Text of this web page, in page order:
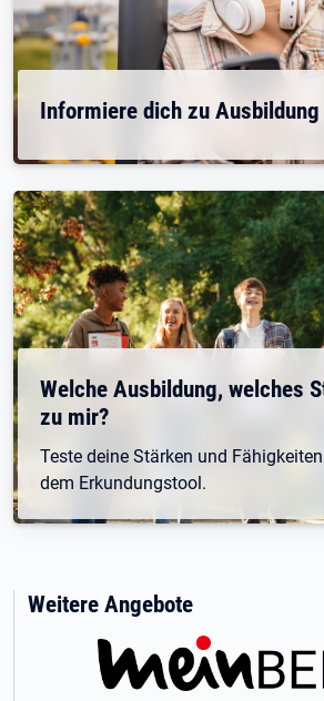
Informiere dich zu Ausbildung
Welche Ausbildung, welches
zu mir?
Teste deine Stärken und
dem Erkundungstool.
Weitere Angebote